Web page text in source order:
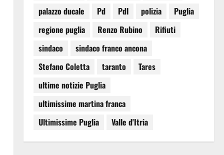
palazzo ducale
Pd Pdl polizia
Puglia
regione puglia
Renzo Rubino
Rifiuti
sindaco
sindaco franco ancona
Stefano Coletta
taranto
Tares
ultime notizie Puglia
ultimissime martina franca
Ultimissime Puglia
Valle d'Itria